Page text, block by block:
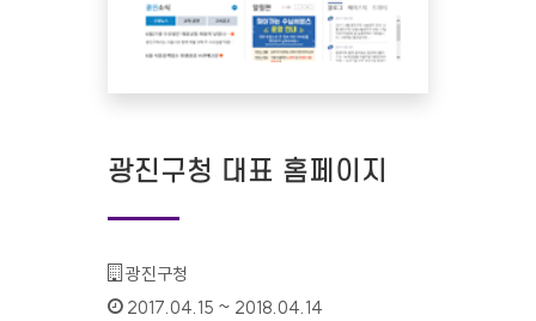
광진구청 대표 홈페이지
기관명 :
광진구청
인증기간 :
2017.04.15 ~ 2018.04.14